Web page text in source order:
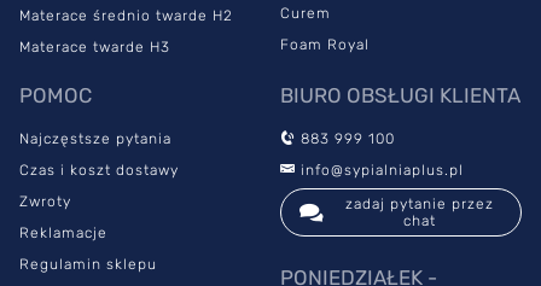
Materace średnio twarde H2
Materace twarde H3
Curem
Foam Royal
POMOC
Najczęstsze pytania
Czas i koszt dostawy
Zwroty
Reklamacje
Regulamin sklepu
BIURO OBSŁUGI KLIENTA
883 999 100
info@sypialniaplus.pl
zadaj pytanie przez
chat
PONIEDZIAŁEK -